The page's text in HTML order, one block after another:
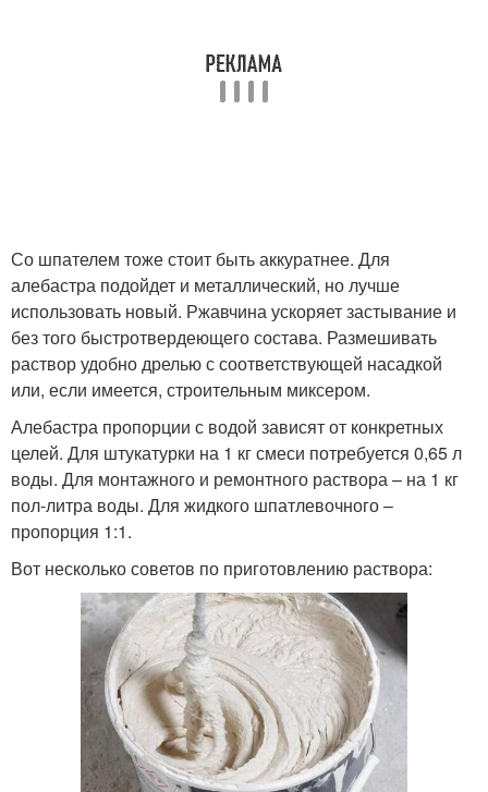
Со шпателем тоже стоит быть аккуратнее. Для
алебастра подойдет и металлический, но лучше
использовать новый. Ржавчина ускоряет застывание и
без того быстротвердеющего состава. Размешивать
раствор удобно дрелью с соответствующей насадкой
или, если имеется, строительным миксером.
Алебастра пропорции с водой зависят от конкретных
целей. Для штукатурки на 1 кг смеси потребуется 0,65 л
воды. Для монтажного и ремонтного раствора – на 1 кг
пол-литра воды. Для жидкого шпатлевочного –
пропорция 1:1.
Вот несколько советов по приготовлению раствора: